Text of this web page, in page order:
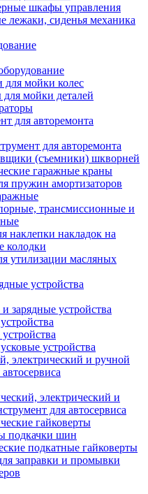
шкафы управления
лежаки, сиденья механика
для мойки колес
мойки деталей
для авторемонта
для авторемонта
(съемники) шкворней
гаражные краны
пружин амортизаторов
трансмиссионные и
наклепки накладок на
колодки
утилизации масляных
устройства
зарядные устройства
устройства
электрический и ручной
электрический и
для автосервиса
гайковерты
подкачки шин
подкатные гайковерты
заправки и промывки